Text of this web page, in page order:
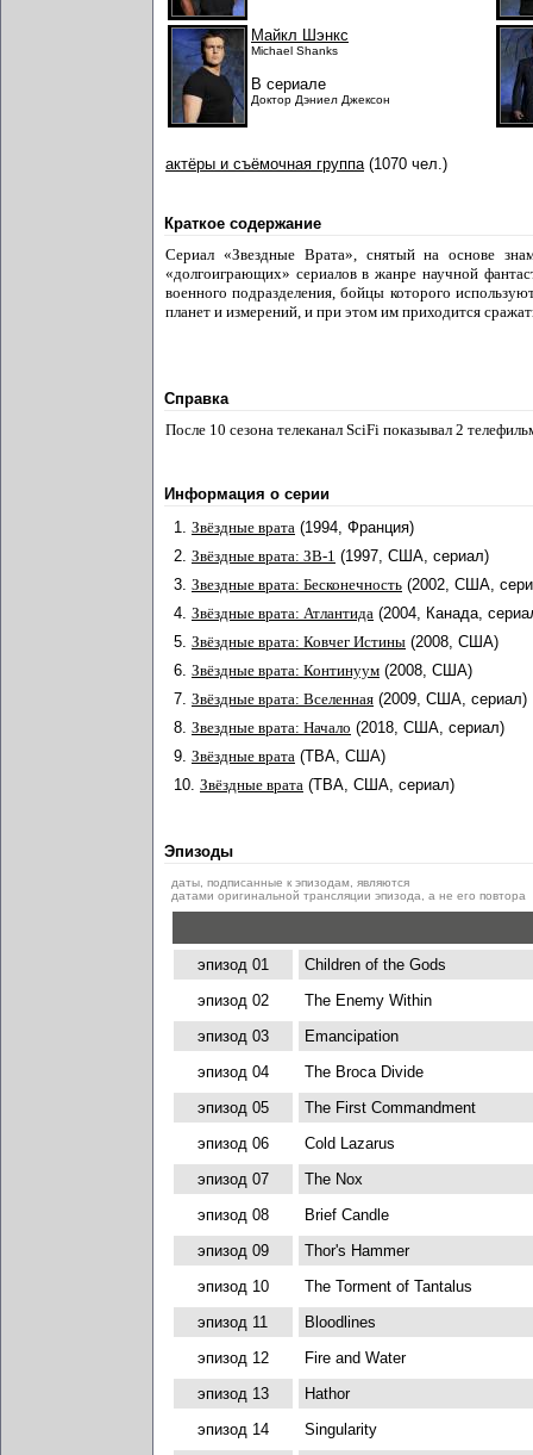
Майкл Шэнкс
Michael Shanks
В сериале
Доктор Дэниел Джексон
актёры и съёмочная группа(1070 чел.)
Краткое содержание
Сериал «Звездные Врата», снятый на основе
«долгоиграющих» сериалов в жанре научной
военного подразделения, бойцы которого
планет и измерений, и при этом им приходится
Справка
После 10 сезона телеканал SciFi показывал 2
Информация о серии
1. Звёздные врата (1994, Франция)
2. Звёздные врата: ЗВ-1 (1997, США, сериал)
3. Звездные врата: Бесконечность (2002, США,
4. Звёздные врата: Атлантида (2004, Канада,
5. Звёздные врата: Ковчег Истины (2008, США)
6. Звёздные врата: Континуум (2008, США)
7. Звёздные врата: Вселенная (2009, США, сериал)
8. Звездные врата: Начало (2018, США, сериал)
9. Звёздные врата (TBA, США)
10. Звёздные врата (TBA, США, сериал)
Эпизоды
даты, подписанные к эпизодам, являются
датами оригинальной трансляции эпизода, а не его повтора
эпизод 01
Children of the Gods
эпизод 02
The Enemy Within
эпизод 03
Emancipation
эпизод 04
The Broca Divide
эпизод 05
The First Commandment
эпизод 06
Cold Lazarus
эпизод 07
The Nox
эпизод 08
Brief Candle
эпизод 09
Thor's Hammer
эпизод 10
The Torment of Tantalus
эпизод 11
Bloodlines
эпизод 12
Fire and Water
эпизод 13
Hathor
эпизод 14
Singularity